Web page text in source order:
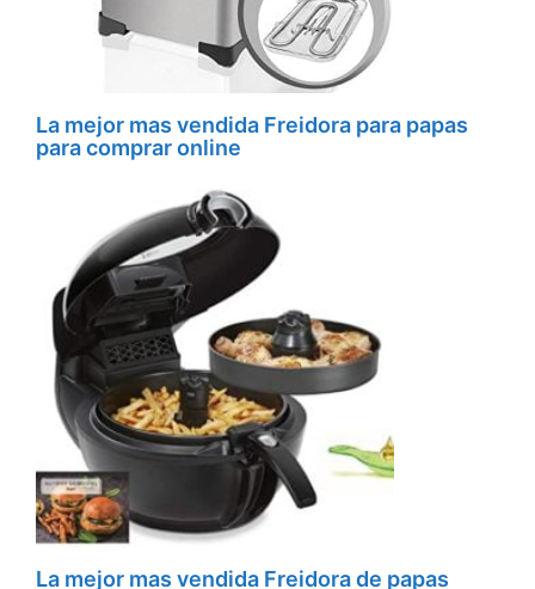
La mejor mas vendida Freidora para papas
para comprar online
La mejor mas vendida Freidora de papas